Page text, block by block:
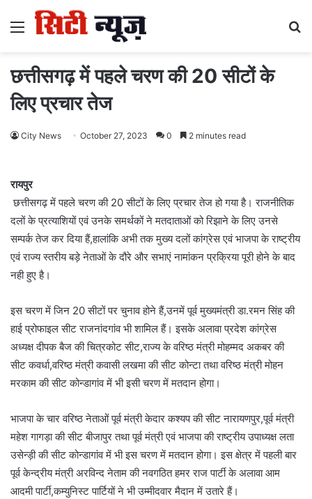
Menu
छत्तीसगढ़ में पहले चरण की 20 सीटों के
लिए प्रचार तेज
City News October 27, 2023 0 2 minutes read
रायपुर
छत्तीसगढ़ में पहले चरण की 20 सीटों के लिए प्रचार तेज हो गया है। राजनीतिक
दलों के प्रत्याशियों एवं उनके समर्थकों ने मतदाताओं को रिझाने के लिए उनसे
सम्पर्क तेज कर दिया हैं,हालांकि अभी तक मुख्य दलों कांग्रेस एवं भाजपा के राष्ट्रीय
एवं राज्य स्तरीय बड़े नेताओं के दौरे और सभाएं नामांकन प्रक्रिया पूरी होने के बाद
नही हुए है।
इस चरण में जिन 20 सीटों पर चुनाव होने हैं,उनमें पूर्व मुख्यमंत्री डा.रमन सिंह की
हाई प्रोफाइल सीट राजनांदगांव भी शामिल हैं। इसके अलावा प्रदेश कांग्रेस
अध्यक्ष दीपक बैज की चित्रकोट सीट,राज्य के वरिष्ठ मंत्री मोहम्मद अकबर की
सीट कवर्धा,वरिष्ठ मंत्री कवासी लखमा की सीट कोन्टा तथा वरिष्ठ मंत्री मोहन
मरकाम की सीट कोन्डागांव में भी इसी चरण में मतदान होगा।
भाजपा के चार वरिष्ठ नेताओं पूर्व मंत्री केदार कश्यप की सीट नारायणपुर,पूर्व मंत्री
महेश गागड़ा की सीट बीजापुर तथा पूर्व मंत्री एवं भाजपा की राष्ट्रीय उपाध्यक्ष लता
उसेन्ड़ी की सीट कोन्डागांव में भी इस चरण में मतदान होगा। इस क्षेत्र में पहली बार
पूर्व केन्द्रीय मंत्री अरविन्द नेताम की नवगठित हमर राज पार्टी के अलावा आम
आदमी पार्टी,कम्युनिस्ट पार्टियों ने भी उम्मीदवार मैदान में उतारे हैं।